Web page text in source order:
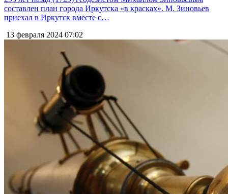
составлен план города Иркутска «в красках». М. Зиновьев
приехал в Иркутск вместе с…
13 февраля 2024 07:02